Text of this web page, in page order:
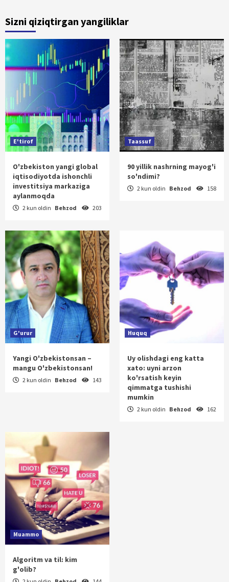
Sizni qiziqtirgan yangiliklar
E'tirof
O'zbekiston yangi global
iqtisodiyotda ishonchli
investitsiya markaziga
aylanmoqda
2 kun oldin Behzod 203
Taassuf
90 yillik nashrning mayog'i
so'ndimi?
2 kun oldin Behzod 158
G'urur
Yangi O'zbekistonsan –
mangu O'zbekistonsan!
2 kun oldin Behzod 143
Huquq
Uy olishdagi eng katta
xato: uyni arzon
ko'rsatish keyin
qimmatga tushishi
mumkin
2 kun oldin Behzod 162
Muammo
Algoritm va til: kim
g'olib?